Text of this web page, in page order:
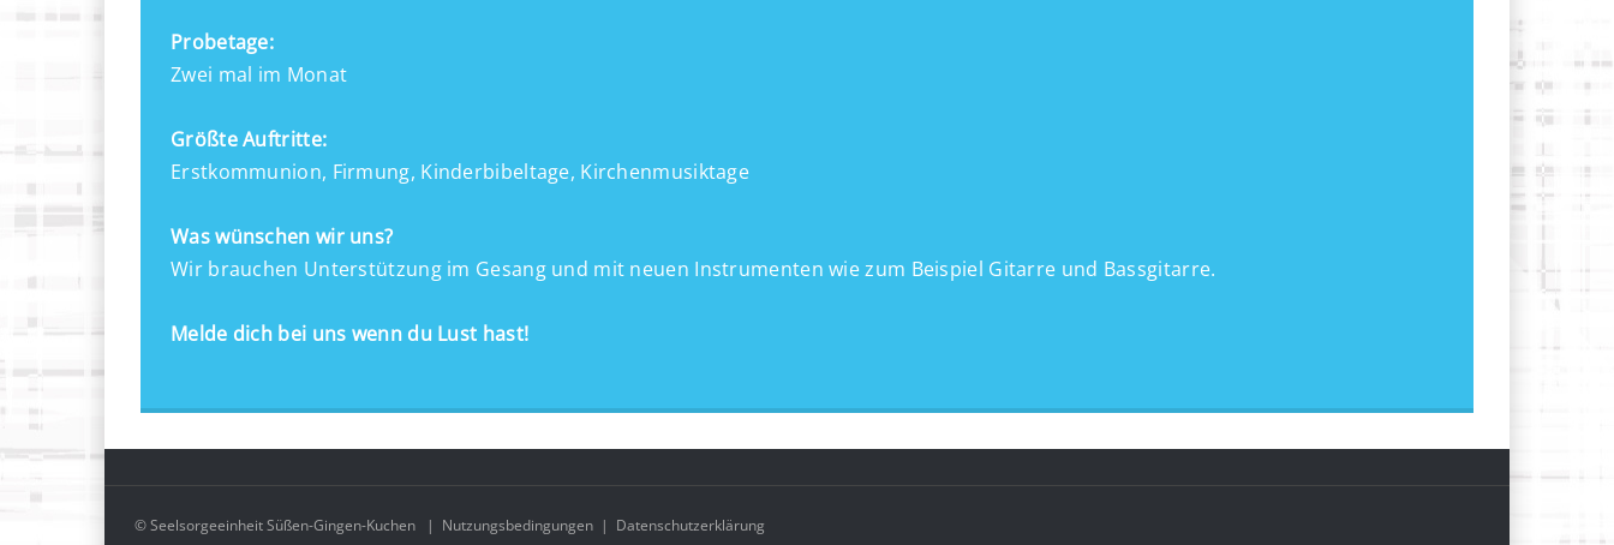
Probetage:
Zwei mal im Monat
Größte Auftritte:
Erstkommunion, Firmung, Kinderbibeltage, Kirchenmusiktage
Was wünschen wir uns?
Wir brauchen Unterstützung im Gesang und mit neuen Instrumenten wie zum Beispiel Gitarre und Bassgitarre.
Melde dich bei uns wenn du Lust hast!
© Seelsorgeeinheit Süßen-Gingen-Kuchen | Nutzungsbedingungen | Datenschutzerklärung